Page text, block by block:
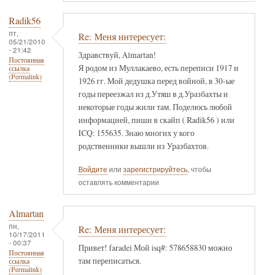
Radik56
пт,
05/21/2010
- 21:42
Постоянная
ссылка
(Permalink)
Re: Меня интересует:
Здравствуй, Almartan!
Я родом из Муллакаево, есть переписи 1917 и
1926 гг. Мой дедушка перед войной, в 30-ые
годы переезжал из д.Утяш в д.Уразбахты и
некоторые годы жили там. Поделюсь любой
информацией, пиши в скайп ( Radik56 ) или
ICQ: 155635. Знаю многих у кого
родственники вышли из Уразбахтов.
Войдите или зарегистрируйтесь, чтобы
оставлять комментарии
Almartan
пн,
10/17/2011
- 00:37
Постоянная
ссылка
(Permalink)
Re: Меня интересует:
Привет! faradei Мой isq#: 578658830 можно
там переписаться.